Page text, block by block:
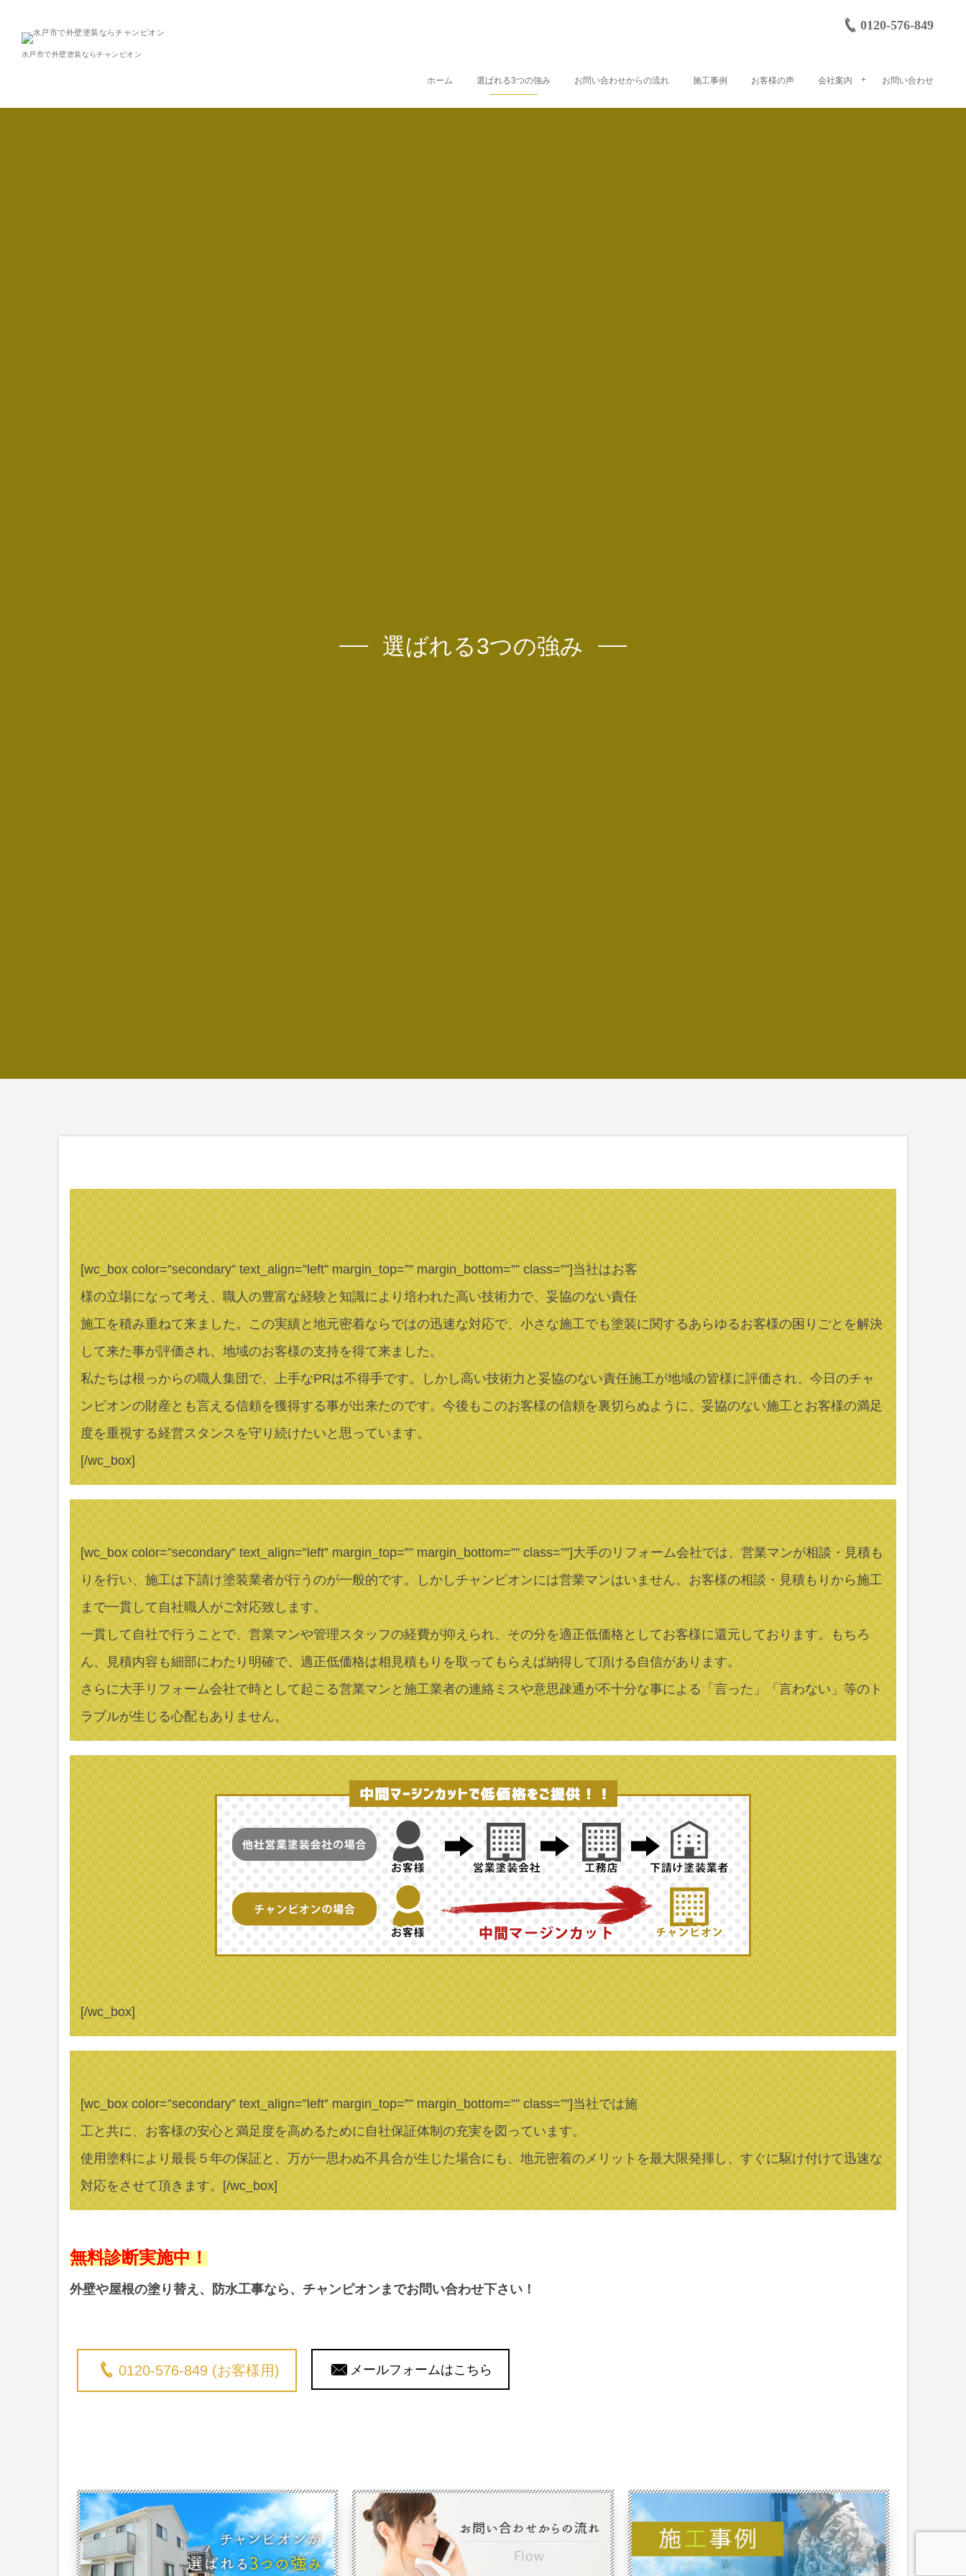
水戸市で外壁塗装ならチャンピオン
0120-576-849
ホーム 選ばれる3つの強み お問い合わせからの流れ 施工事例 お客様の声 会社案内 お問い合わせ
選ばれる3つの強み
[wc_box color=”secondary” text_align=”left” margin_top=”” margin_bottom=”” class=””]当社はお客
様の立場になって考え、職人の豊富な経験と知識により培われた高い技術力で、妥協のない責任
施工を積み重ねて来ました。この実績と地元密着ならではの迅速な対応で、小さな施工でも塗装に関するあらゆるお客様の困りごとを解決
して来た事が評価され、地域のお客様の支持を得て来ました。
私たちは根っからの職人集団で、上手なPRは不得手です。しかし高い技術力と妥協のない責任施工が地域の皆様に評価され、今日のチャ
ンピオンの財産とも言える信頼を獲得する事が出来たのです。今後もこのお客様の信頼を裏切らぬように、妥協のない施工とお客様の満足
度を重視する経営スタンスを守り続けたいと思っています。
[/wc_box]
[wc_box color=”secondary” text_align=”left” margin_top=”” margin_bottom=”” class=””]大手のリフォーム会社では、営業マンが相談・見積も
りを行い、施工は下請け塗装業者が行うのが一般的です。しかしチャンピオンには営業マンはいません。お客様の相談・見積もりから施工
まで一貫して自社職人がご対応致します。
一貫して自社で行うことで、営業マンや管理スタッフの経費が抑えられ、その分を適正低価格としてお客様に還元しております。もちろ
ん、見積内容も細部にわたり明確で、適正低価格は相見積もりを取ってもらえば納得して頂ける自信があります。
さらに大手リフォーム会社で時として起こる営業マンと施工業者の連絡ミスや意思疎通が不十分な事による「言った」「言わない」等のト
ラブルが生じる心配もありません。
[/wc_box]
[wc_box color=”secondary” text_align=”left” margin_top=”” margin_bottom=”” class=””]当社では施
工と共に、お客様の安心と満足度を高めるために自社保証体制の充実を図っています。
使用塗料により最長５年の保証と、万が一思わぬ不具合が生じた場合にも、地元密着のメリットを最大限発揮し、すぐに駆け付けて迅速な
対応をさせて頂きます。[/wc_box]
無料診断実施中！
外壁や屋根の塗り替え、防水工事なら、チャンピオンまでお問い合わせ下さい！
0120-576-849 (お客様用) メールフォームはこちら